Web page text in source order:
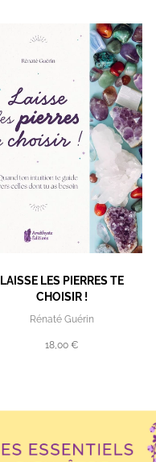
LAISSE LES PIERRES TE
CHOISIR !
Rénaté Guérin
18,00 €